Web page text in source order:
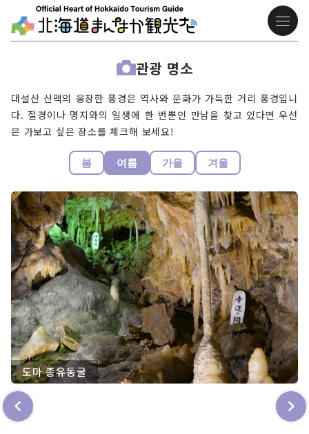
관광 명소
대설산 산맥의 웅장한 풍경은 역사와 문화가 가득한 거리 풍경입니
다. 절경이나 명지와의 일생에 한 번뿐인 만남을 찾고 있다면 우선
은 가보고 싶은 장소를 체크해 보세요!
봄 여름 가을 겨울
도마 종유동굴